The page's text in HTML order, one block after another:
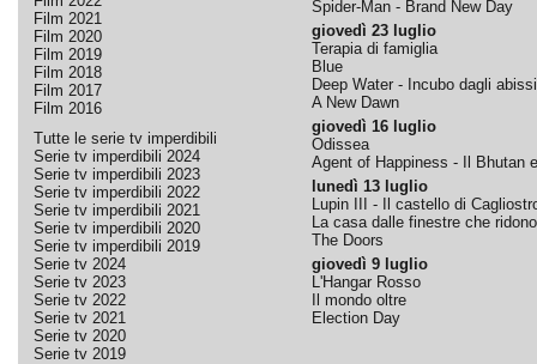
Film 2021
Film 2020
Film 2019
Film 2018
Film 2017
Film 2016
Tutte le serie tv imperdibili
Serie tv imperdibili 2024
Serie tv imperdibili 2023
Serie tv imperdibili 2022
Serie tv imperdibili 2021
Serie tv imperdibili 2020
Serie tv imperdibili 2019
Serie tv 2024
Serie tv 2023
Serie tv 2022
Serie tv 2021
Serie tv 2020
Serie tv 2019
Spider-Man - Brand New Day
giovedì 23 luglio
Terapia di famiglia
Blue
Deep Water - Incubo dagli abissi
A New Dawn
giovedì 16 luglio
Odissea
Agent of Happiness - Il Bhutan
lunedì 13 luglio
Lupin III - Il castello di
La casa dalle finestre che ridono
The Doors
giovedì 9 luglio
L'Hangar Rosso
Il mondo oltre
Election Day